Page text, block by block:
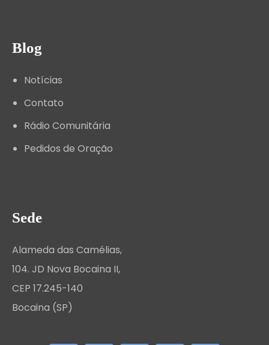
Blog
Notícias
Contato
Rádio Comunitária
Pedidos de Oração
Sede
Alameda das Camélias,
104. JD Nova Bocaina II,
CEP 17.245-140
Bocaina (SP)